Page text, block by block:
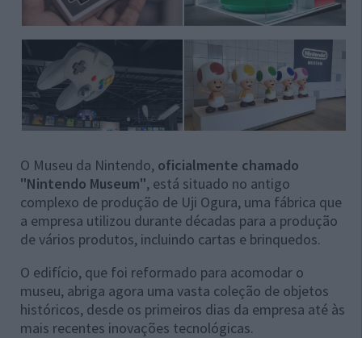
O Museu da Nintendo, oficialmente chamado
"Nintendo Museum", está situado no antigo
complexo de produção de Uji Ogura, uma fábrica que
a empresa utilizou durante décadas para a produção
de vários produtos, incluindo cartas e brinquedos.
O edifício, que foi reformado para acomodar o
museu, abriga agora uma vasta coleção de objetos
históricos, desde os primeiros dias da empresa até às
mais recentes inovações tecnológicas.